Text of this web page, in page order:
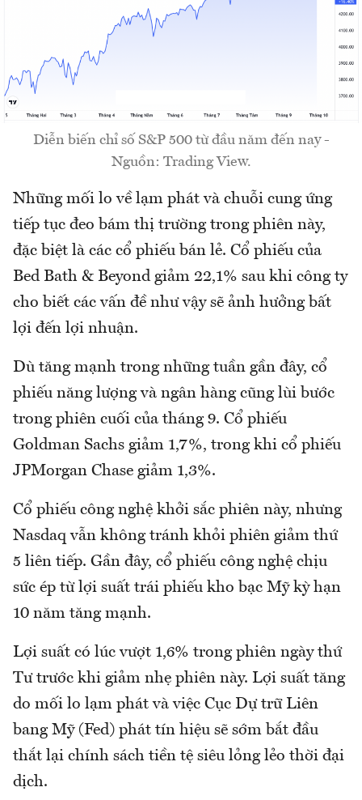
Diễn biến chỉ số S&P 500 từ đầu năm đến nay -
Nguồn: Trading View.
Những mối lo về lạm phát và chuỗi cung ứng
tiếp tục đeo bám thị trường trong phiên này,
đặc biệt là các cổ phiếu bán lẻ. Cổ phiếu của
Bed Bath & Beyond giảm 22,1% sau khi công ty
cho biết các vấn đề như vậy sẽ ảnh hưởng bất
lợi đến lợi nhuận.
Dù tăng mạnh trong những tuần gần đây, cổ
phiếu năng lượng và ngân hàng cũng lùi bước
trong phiên cuối của tháng 9. Cổ phiếu
Goldman Sachs giảm 1,7%, trong khi cổ phiếu
JPMorgan Chase giảm 1,3%.
Cổ phiếu công nghệ khởi sắc phiên này, nhưng
Nasdaq vẫn không tránh khỏi phiên giảm thứ
5 liên tiếp. Gần đây, cổ phiếu công nghệ chịu
sức ép từ lợi suất trái phiếu kho bạc Mỹ kỳ hạn
10 năm tăng mạnh.
Lợi suất có lúc vượt 1,6% trong phiên ngày thứ
Tư trước khi giảm nhẹ phiên này. Lợi suất tăng
do mối lo lạm phát và việc Cục Dự trữ Liên
bang Mỹ (Fed) phát tín hiệu sẽ sớm bắt đầu
thắt lại chính sách tiền tệ siêu lỏng lẻo thời đại
dịch.